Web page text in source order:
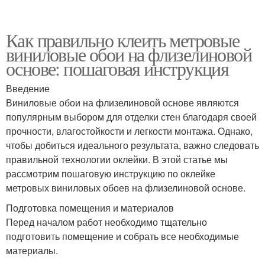
Как правильно клеить метровые
виниловые обои на флизелиновой
основе: пошаговая инструкция
Введение
Виниловые обои на флизелиновой основе являются
популярным выбором для отделки стен благодаря своей
прочности, влагостойкости и легкости монтажа. Однако,
чтобы добиться идеального результата, важно следовать
правильной технологии оклейки. В этой статье мы
рассмотрим пошаговую инструкцию по оклейке
метровых виниловых обоев на флизелиновой основе.
Подготовка помещения и материалов
Перед началом работ необходимо тщательно
подготовить помещение и собрать все необходимые
материалы.